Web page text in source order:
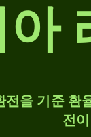
아
을 기준 환
전